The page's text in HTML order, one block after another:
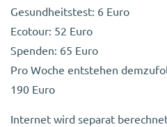
Gesundheitstest: 6 Euro
Ecotour: 52 Euro
Spenden: 65 Euro
Pro Woche entstehen
190 Euro
Internet wird separat